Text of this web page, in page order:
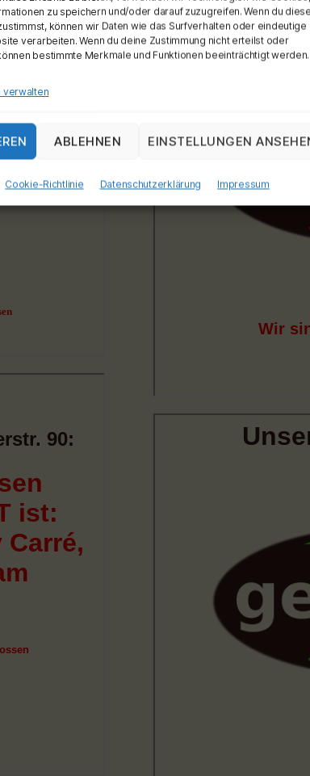
zu speichern und/oder darauf zuzugreifen. Wenn du
können wir Daten wie das Surfverhalten oder eindeutige
verarbeiten. Wenn du deine Zustimmung nicht erteilst oder
bestimmte Merkmale und Funktionen beeinträchtigt werden.
verwalten
ABLEHNEN EINSTELLUNGEN
Cookie-Richtlinie Datenschutzerklärung Impressum